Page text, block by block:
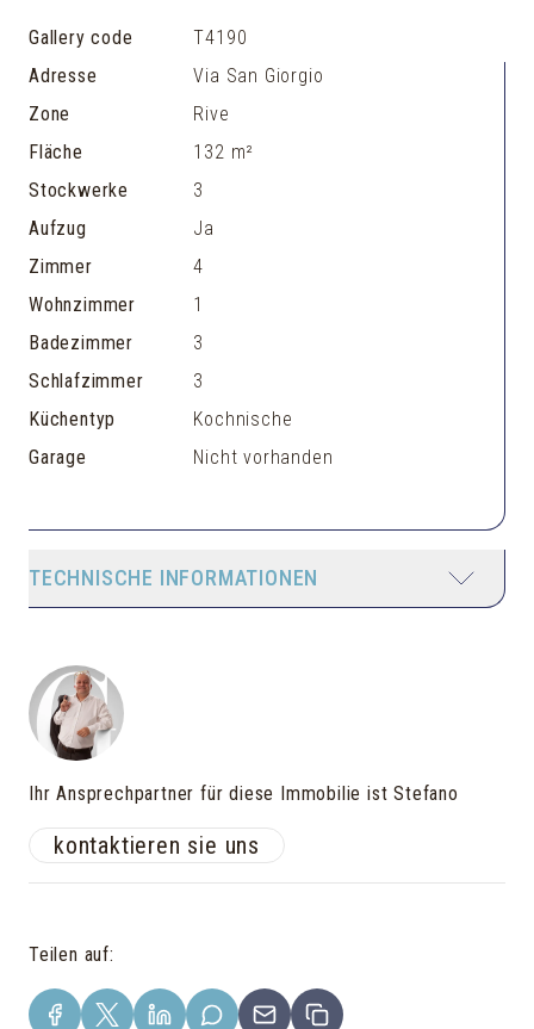
Gallery code
T4190
Adresse
Via San Giorgio
Zone
Rive
Fläche
132 m²
Stockwerke
3
Aufzug
Ja
Zimmer
4
Wohnzimmer
1
Badezimmer
3
Schlafzimmer
3
Küchentyp
Kochnische
Garage
Nicht vorhanden
TECHNISCHE INFORMATIONEN
Ihr Ansprechpartner für diese Immobilie ist Stefano
kontaktieren sie uns
Teilen auf: